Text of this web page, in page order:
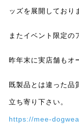
ッズを展開しており
またイベント限定の
昨年末に実店舗もオ
既製品とは違った品
立ち寄り下さい。
https://mee-